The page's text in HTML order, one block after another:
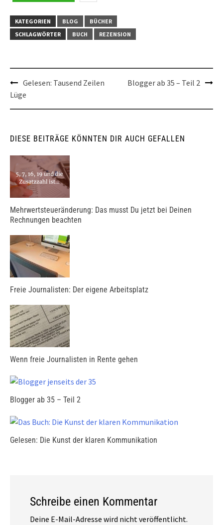
KATEGORIEN BLOG
BÜCHER
SCHLAGWÖRTER
BUCH REZENSION
Post
navigation
Gelesen: Tausend Zeilen
Lüge
Blogger ab 35 – Teil 2
DIESE BEITRÄGE KÖNNTEN DIR AUCH GEFALLEN
Mehrwertsteueränderung: Das musst Du jetzt bei Deinen
Rechnungen beachten
Freie Journalisten: Der eigene Arbeitsplatz
Wenn freie Journalisten in Rente gehen
Blogger ab 35 – Teil 2
Gelesen: Die Kunst der klaren Kommunikation
Schreibe einen Kommentar
Deine E-Mail-Adresse wird nicht veröffentlicht.